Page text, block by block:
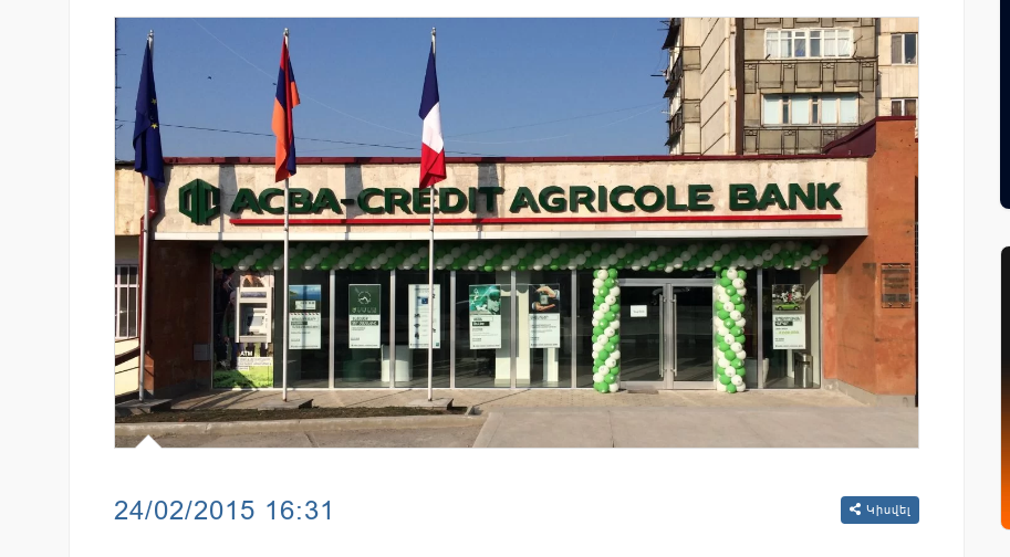
24/02/2015 16:31 Կիսվել
ն ընդլայնում են
լուծումների
IDBank-ը ներկայացնում է նոր Mastercard
World քարտը՝ ճանապարհորդական
առավելություններով և հատուկ արշավով
Moody’s-ը IDBank-ի վարկանիշային
հեռանկարը փոխել է դրականի